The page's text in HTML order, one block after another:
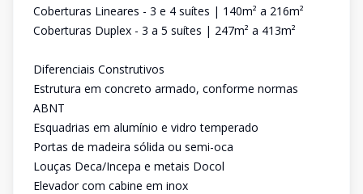
Coberturas Lineares - 3 e 4 suítes | 140m² a 216m²
Coberturas Duplex - 3 a 5 suítes | 247m² a 413m²
Diferenciais Construtivos
Estrutura em concreto armado, conforme normas
ABNT
Esquadrias em alumínio e vidro temperado
Portas de madeira sólida ou semi-oca
Louças Deca/Incepa e metais Docol
Elevador com cabine em inox